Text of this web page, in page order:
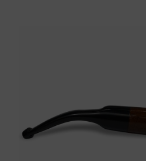
Limpadores para Cachimbo
Bolsas para Cachimbo